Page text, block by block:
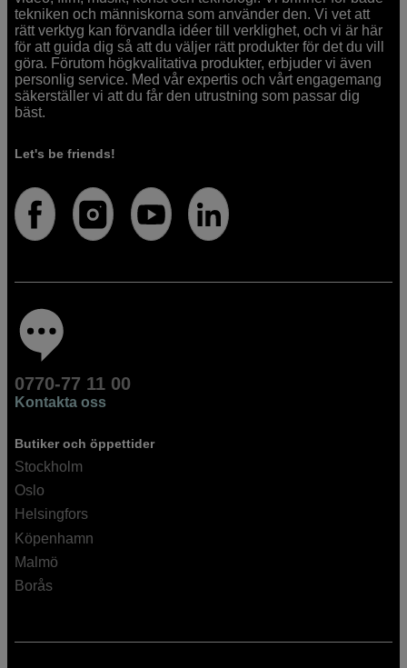
tekniken och människorna som använder den. Vi vet att
rätt verktyg kan förvandla idéer till verklighet, och vi är här
för att guida dig så att du väljer rätt produkter för det du vill
göra. Förutom högkvalitativa produkter, erbjuder vi även
personlig service. Med vår expertis och vårt engagemang
säkerställer vi att du får den utrustning som passar dig
bäst.
Let's be friends!
0770-77 11 00
Kontakta oss
Butiker och öppettider
Stockholm
Oslo
Helsingfors
Köpenhamn
Malmö
Borås